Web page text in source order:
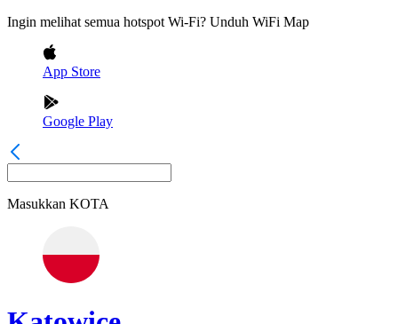
Ingin melihat semua hotspot Wi-Fi? Unduh WiFi Map
App Store
Google Play
Masukkan KOTA